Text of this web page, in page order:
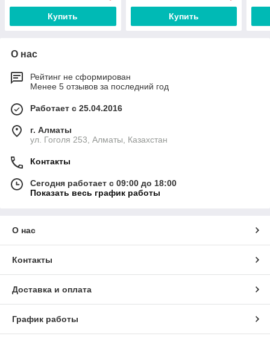
Купить Купить
О нас
Рейтинг не сформирован
Менее 5 отзывов за последний год
Работает с 25.04.2016
г. Алматы
ул. Гоголя 253, Алматы, Казахстан
Контакты
Сегодня работает с 09:00 до 18:00
Показать весь график работы
О нас
Контакты
Доставка и оплата
График работы